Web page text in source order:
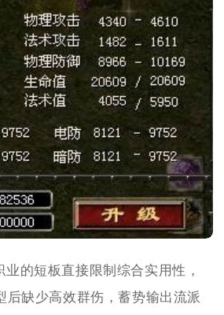
业的短板直接限制综合实用性，
后缺少高效群伤，蓄势输出流派